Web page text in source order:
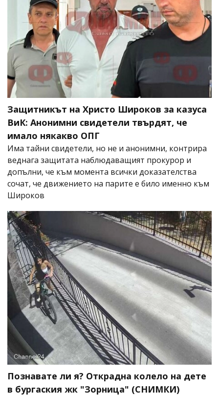
Защитникът на Христо Широков за казуса
ВиК: Анонимни свидетели твърдят, че
имало някакво ОПГ
Има тайни свидетели, но не и анонимни, контрира
веднага защитата наблюдаващият прокурор и
допълни, че към момента всички доказателства
сочат, че движението на парите е било именно към
Широков
Познавате ли я? Открадна колело на дете
в бургаския жк "Зорница" (СНИМКИ)